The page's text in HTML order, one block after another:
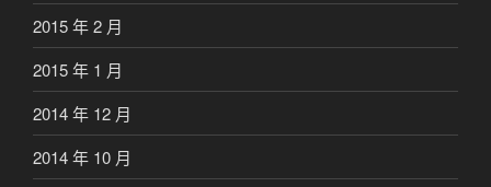
2015 年 2 月
2015 年 1 月
2014 年 12 月
2014 年 10 月